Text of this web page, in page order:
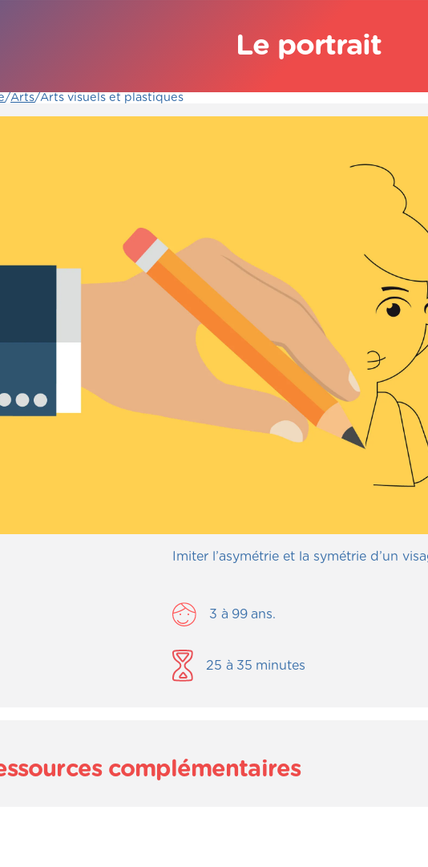
Le portrait
/Arts/Arts visuels et plastiques
Imiter l’asymétrie et la symétrie d’un
3 à 99 ans.
25 à 35 minutes
complémentaires